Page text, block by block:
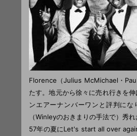
Florence（Julius McMichael・
たす。地元から徐々に売れ行きを
ンエアーナンバーワンと評判に
（Winleyのおきまりの手法で）秀
57年の夏にLet's start all over